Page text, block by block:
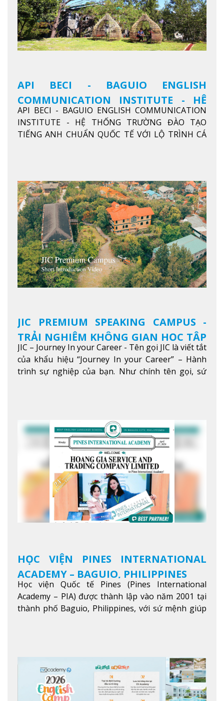
API BECI - BAGUIO ENGLISH
COMMUNICATION INSTITUTE - HỆ
THỐNG TRƯỜNG ĐÀO TẠO TIẾNG
ANH CHUẨN QUỐC TẾ
API BECI - BAGUIO ENGLISH COMMUNICATION
INSTITUTE - HỆ THỐNG TRƯỜNG ĐÀO TẠO
TIẾNG ANH CHUẨN QUỐC TẾ VỚI LỘ TRÌNH CÁ
JIC PREMIUM SPEAKING CAMPUS -
TRẢI NGHIỆM KHÔNG GIAN HỌC TẬP
5 SAO TẠI BAGUIO
JIC – Journey In your Career - Tên gọi JIC là viết tắt
của khẩu hiệu “Journey In your Career” – Hành
trình sự nghiệp của bạn. Như chính tên gọi, sứ
HỌC VIỆN PINES INTERNATIONAL
ACADEMY – BAGUIO, PHILIPPINES
Học viện Quốc tế Pines (Pines International
Academy – PIA) được thành lập vào năm 2001 tại
thành phố Baguio, Philippines, với sứ mệnh giúp